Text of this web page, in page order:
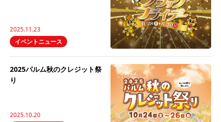
2025.11.23
イベントニュース
2025パルム秋のクレジット祭
り
2025.10.20